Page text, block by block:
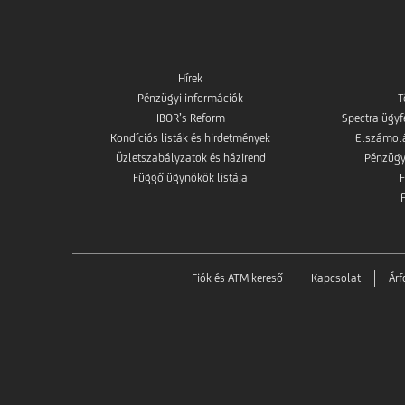
Hírek
Pénzügyi információk
IBOR’s Reform
Kondíciós listák és hirdetmények
Üzletszabályzatok és házirend
Függő ügynökök listája
Spectra
Fiók és ATM kereső Kapcsolat